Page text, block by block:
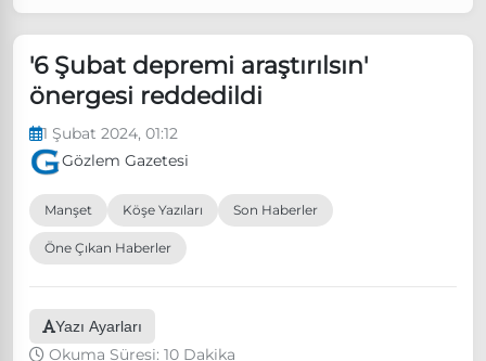
Özgür Özel, Ekrem İmamoğlu’nu ziyaret edecek
Ünlü çift bir etkinliğe daha katılmama kararı aldı
Boykot
'6 Şubat depremi araştırılsın'
önergesi reddedildi
1 Şubat 2024, 01:12
Gözlem Gazetesi
Manşet Köşe Yazıları Son Haberler
Öne Çıkan Haberler
Yazı Ayarları
Okuma Süresi: 10 Dakika